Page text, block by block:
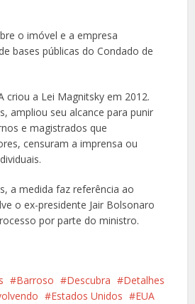
o imóvel e a empresa
bases públicas do Condado de
criou a Lei Magnitsky em 2012.
ampliou seu alcance para punir
e magistrados que
censuram a imprensa ou
a medida faz referência ao
o ex-presidente Jair Bolsonaro
por parte do ministro.
Barroso Descubra
Detalhes
Estados Unidos
EUA